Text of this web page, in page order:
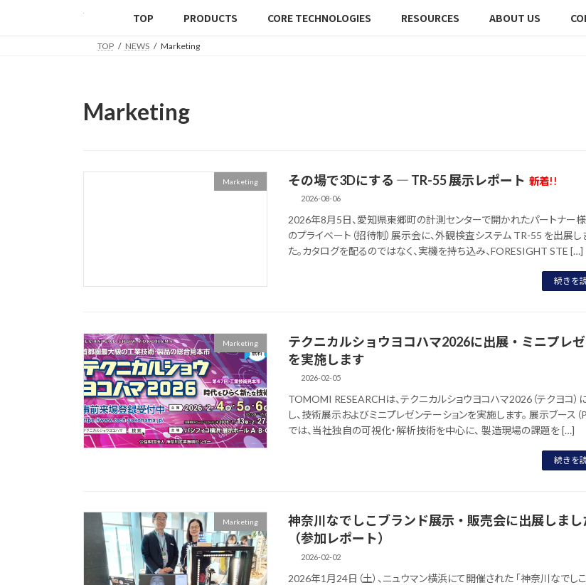
TOP PRODUCTS CORE TECHNOLOGIES RESOURCES ABOUT US
TOP NEWS Marketing
Marketing
Marketing その場で3Dにする ― TR-55 展示レポート 新着!!
2026-08-06
2026年8月5日、愛知県東郷町の計測センターで開かれたパートナー
のプライベート（招待制）展示会に、外観検査システム TR-55 を出展し
た。カタログを配るのではなく、実機を持ち込み、FORESIGHT STE […]
続きを
Marketing
テクニカルショウヨコハマ2026に出展・ミニプレ
を実施します
2026-02-05
TOMOMI RESEARCHは、テクニカルショウヨコハマ2026（テクヨコ）
し、技術展示およびミニプレゼンテーションを実施します。 展示ブース（
では、当社独自の可視化・解析技術を中心に、 製造現場の課題を […]
続きを
Marketing
神奈川なでしこブランド展示・販売会に出展しまし
（参加レポート）
2026-02-02
2026年1月24日（土）、ニュウマン横浜にて開催された 「神奈川なでし